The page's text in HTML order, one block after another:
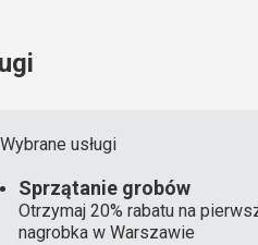
Wybrane usługi
Sprzątanie grobów
Otrzymaj 20% rabatu na
nagrobka w Warszawie